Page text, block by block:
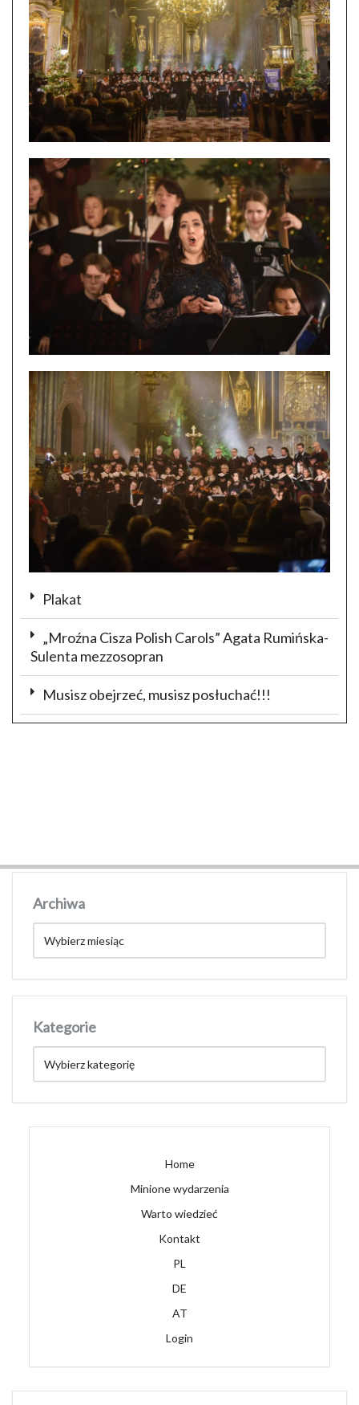
Plakat
„Mroźna Cisza Polish Carols” Agata Rumińska-
Sulenta mezzosopran
Musisz obejrzeć, musisz posłuchać!!!
Archiwa
Kategorie
Home
Minione wydarzenia
Warto wiedzieć
Kontakt
PL
DE
AT
Login